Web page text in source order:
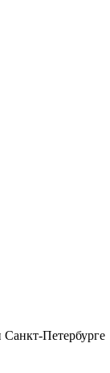
Петербурге